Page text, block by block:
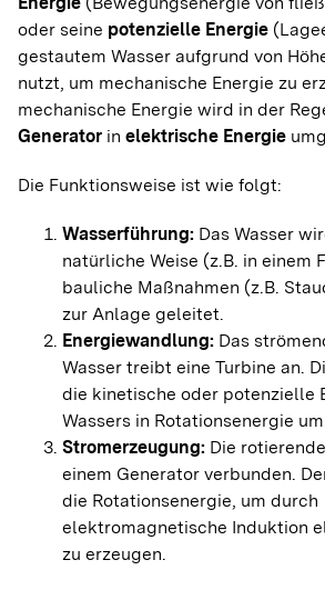
A
Abwärmepotenziale
A
Aggregation
Sonne
Amortisationszeit
oder seine potenzielle Energie
gestautem Wasser aufgrund von
nutzt, um mechanische Energie zu
mechanische Energie wird in der
Generator in elektrische Energie
Die Funktionsweise ist wie folgt:
Wasserführung: Das Wasser
natürliche Weise (z.B. in einem
bauliche Maßnahmen (z.B.
zur Anlage geleitet.
Energiewandlung: Das
Wasser treibt eine Turbine an.
die kinetische oder potenzielle
Wassers in Rotationsenergie
Stromerzeugung: Die
einem Generator verbunden.
die Rotationsenergie, um durch
elektromagnetische Induktion
zu erzeugen.